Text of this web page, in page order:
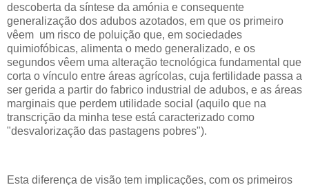
descoberta da síntese da amónia e consequente
generalização dos adubos azotados, em que os primeiro
vêem um risco de poluição que, em sociedades
quimiofóbicas, alimenta o medo generalizado, e os
segundos vêem uma alteração tecnológica fundamental que
corta o vínculo entre áreas agrícolas, cuja fertilidade passa a
ser gerida a partir do fabrico industrial de adubos, e as áreas
marginais que perdem utilidade social (aquilo que na
transcrição da minha tese está caracterizado como
"desvalorização das pastagens pobres").
Esta diferença de visão tem implicações, com os primeiros